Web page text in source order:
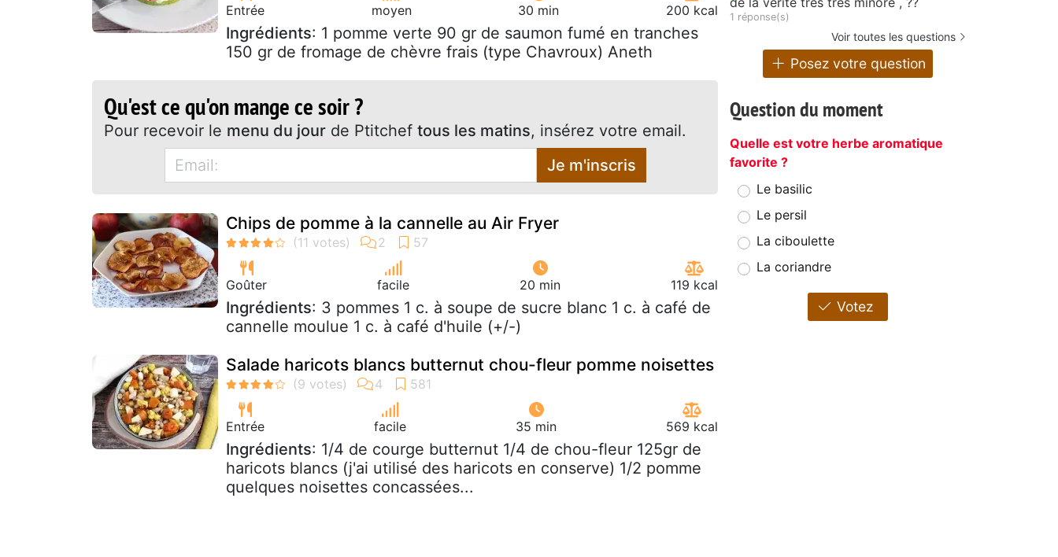
Entrée moyen 30 min 200 kcal
Ingrédients: 1 pomme verte 90 gr de saumon fumé en tranches
150 gr de fromage de chèvre frais (type Chavroux) Aneth
Qu'est ce qu'on mange ce soir ?
Pour recevoir le menu du jour de Ptitchef tous les matins, insérez votre email.
Je m'inscris
Chips de pomme à la cannelle au Air Fryer
Goûter facile 20 min 119 kcal
Ingrédients: 3 pommes 1 c. à soupe de sucre blanc 1 c. à café de
cannelle moulue 1 c. à café d'huile (+/-)
Salade haricots blancs butternut chou-fleur pomme noisettes
Entrée facile 35 min 569 kcal
Ingrédients: 1/4 de courge butternut 1/4 de chou-fleur 125gr de
haricots blancs (j'ai utilisé des haricots en conserve) 1/2 pomme
quelques noisettes concassées...
1 réponse(s)
Voir toutes les questions
Posez votre question
Question du moment
Quelle est votre herbe aromatique
favorite ?
Le basilic
Le persil
La ciboulette
La coriandre
Votez